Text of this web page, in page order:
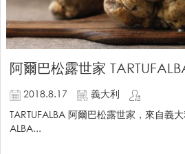
阿爾巴松露世家
2018.8.17
義大利
TARTUFALBA 阿爾巴松露世家，來自義
ALBA...